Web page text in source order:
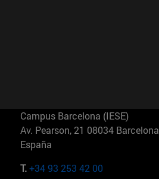
Campus Barcelona (IESE)
Av. Pearson, 21 08034 Barcelona
España
T.+34 93 253 42 00